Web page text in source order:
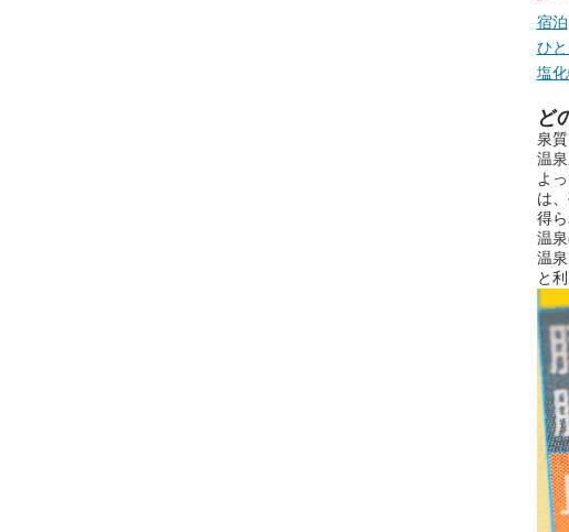
ニ
き
と
お
別
料
お
い
ぐ
宿泊
ひ
塩
ど
泉
温
よ
は
得
温
温
と